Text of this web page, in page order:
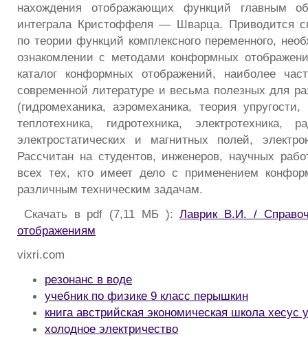
нахождения отображающих функций главным
интеграла Кристоффеля — Шварца. Приводится
по теории функций комплексного переменного,
ознакомлении с методами конформных
каталог конформных отображений, наиболее
современной литературе и весьма полезных для
(гидромеханика, аэромеханика, теория
теплотехника, гидротехника, электротехника,
электростатических и магнитных полей,
Рассчитан на студентов, инженеров, научных
всех тех, кто имеет дело с применением
различным техническим задачам.
Скачать в pdf (7,11 МБ ):Лаврик В.И. /
отображениям
vixri.com
резонанс в воде
учебник по физике 9 класс перышкин
книга австрийская экономическая школа хесус
холодное электричество